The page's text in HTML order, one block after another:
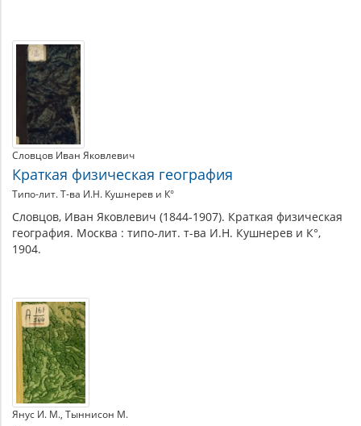
Словцов Иван Яковлевич
Краткая физическая география
Типо-лит. Т-ва И.Н. Кушнерев и К°
Словцов, Иван Яковлевич (1844-1907). Краткая физическая
география. Москва : типо-лит. т-ва И.Н. Кушнерев и К°,
1904.
Янус И. М. Тыннисон М.